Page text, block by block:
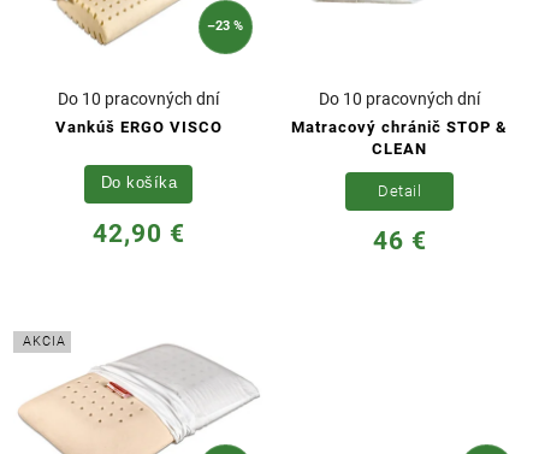
–23 %
Vankúš ERGO VISCO
Do 10 pracovných dní
42,90 €
Do košíka
Matracový chránič STOP &
CLEAN
Do 10 pracovných dní
46 €
Detail
AKCIA